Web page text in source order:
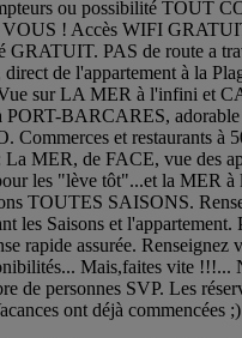
ou possibilité TOUT
! Accès WIFI
PAS de route a
de l'appartement à la
sur LA MER à l'infini et
PORT-BARCARES,
Commerces et restaurants à
La MER, de FACE, vue des
les "lève tôt"...et la MER
TOUTES SAISONS.
les Saisons et l'appartement.
rapide assurée. Renseignez
Mais,faites vite !!!...
de personnes SVP. Les
ont déjà commencées ;)